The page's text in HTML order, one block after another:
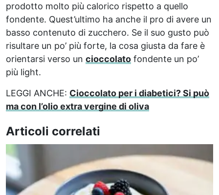
prodotto molto più calorico rispetto a quello
fondente. Quest’ultimo ha anche il pro di avere un
basso contenuto di zucchero. Se il suo gusto può
risultare un po’ più forte, la cosa giusta da fare è
orientarsi verso un cioccolato fondente un po’
più light.
LEGGI ANCHE: Cioccolato per i diabetici? Si può
ma con l’olio extra vergine di oliva
Articoli correlati